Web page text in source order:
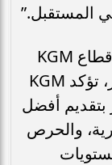
المستقبل.”
ومن جانبه، صرّح محمد مراد، مدير قطاع KGM
بشركة عربيات إيجيبت: “بهذا الإنجاز، تؤكد KGM
بتقديم أفضل
والحرص